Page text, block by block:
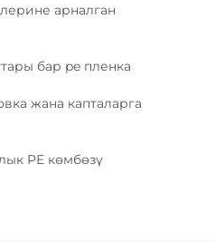
арналган
бар pe пленка
жана капталарга
PE көмбөзү